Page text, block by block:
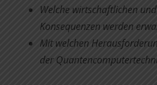
Welche wirtschaftlichen
Konsequenzen werden
Mit welchen
der